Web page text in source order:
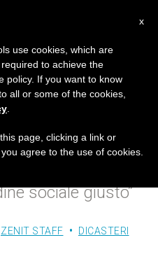
di alcuni
comune
sociale giusto”
ZENIT STAFF DICASTERI
x
use cookies, which are
to achieve the
policy. If you want to know
all or some of the cookies,
page, clicking a link or
agree to the use of cookies.